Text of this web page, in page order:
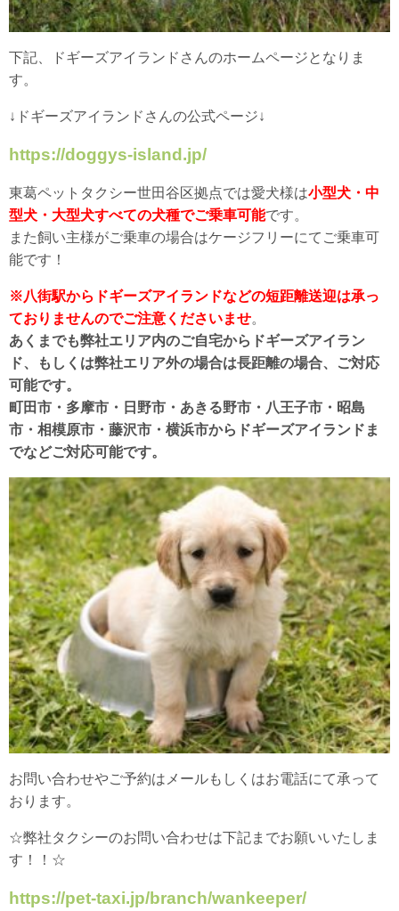
下記、ドギーズアイランドさんのホームページとなりま
す。
↓ドギーズアイランドさんの公式ページ↓
https://doggys-island.jp/
東葛ペットタクシー世田谷区拠点では愛犬様は小型犬・中
型犬・大型犬すべての犬種でご乗車可能です。
また飼い主様がご乗車の場合はケージフリーにてご乗車可
能です！
※八街駅からドギーズアイランドなどの短距離送迎は承っ
ておりませんのでご注意くださいませ。
あくまでも弊社エリア内のご自宅からドギーズアイラン
ド、もしくは弊社エリア外の場合は長距離の場合、ご対応
可能です。
町田市・多摩市・日野市・あきる野市・八王子市・昭島
市・相模原市・藤沢市・横浜市からドギーズアイランドま
でなどご対応可能です。
お問い合わせやご予約はメールもしくはお電話にて承って
おります。
☆弊社タクシーのお問い合わせは下記までお願いいたしま
す！！☆
https://pet-taxi.jp/branch/wankeeper/